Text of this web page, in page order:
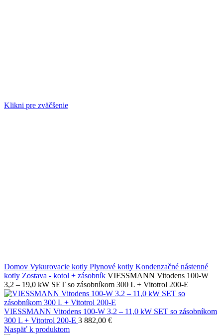
Klikni pre zväčšenie
Domov Vykurovacie kotly Plynové kotly Kondenzačné nástenné
kotly Zostava - kotol + zásobník VIESSMANN Vitodens 100-W
3,2 – 19,0 kW SET so zásobníkom 300 L + Vitotrol 200-E
VIESSMANN Vitodens 100-W 3,2 – 11,0 kW SET so zásobníkom
300 L + Vitotrol 200-E 3 882,00 €
Naspäť k produktom